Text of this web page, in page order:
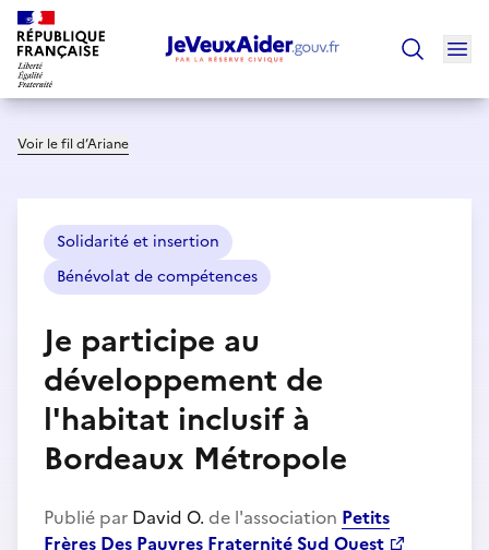
Voir le fil d’Ariane
Solidarité et insertion
Bénévolat de compétences
Je participe au
développement de
l'habitat inclusif à
Bordeaux Métropole
Publié par David O. de l'association Petits
Frères Des Pauvres Fraternité Sud Ouest